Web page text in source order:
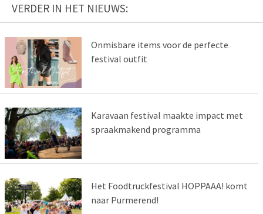
VERDER IN HET NIEUWS:
Onmisbare items voor de perfecte
festival outfit
Karavaan festival maakte impact met
spraakmakend programma
Het Foodtruckfestival HOPPAAA! komt
naar Purmerend!